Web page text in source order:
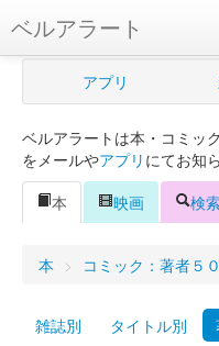
ベルアラート
ベルアラートとは
新規登録
ログイン
Myシェルフ
アプリ
ベルアラートは本・コミッ
をメールやアプリ にてお知
本
映画 検
本 > コミック：著者５
雑誌別 タイトル別